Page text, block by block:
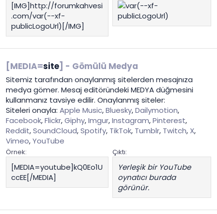
[IMG]http://forumkahvesi
.com/var(--xf-
publicLogoUrl)[/IMG]
[MEDIA=site] - Gömülü Medya
Sitemiz tarafından onaylanmış sitelerden mesajnıza
medya gömer. Mesaj editöründeki MEDYA düğmesini
kullanmanız tavsiye edilir. Onaylanmış siteler:
Siteleri onayla: Apple Music,Bluesky,Dailymotion,
Facebook,Flickr,Giphy,Imgur,Instagram,Pinterest,
Reddit,SoundCloud,Spotify, TikTok, Tumblr, Twitch, X,
Vimeo,YouTube
Örnek:
[MEDIA=youtube]kQ0Eo1U
ccEE[/MEDIA]
Çıktı:
Yerleşik bir YouTube
oynatıcı burada
görünür.